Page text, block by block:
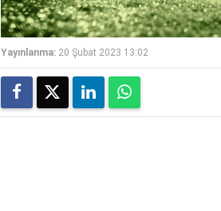
Yayınlanma: 20 Şubat 2023 13:02